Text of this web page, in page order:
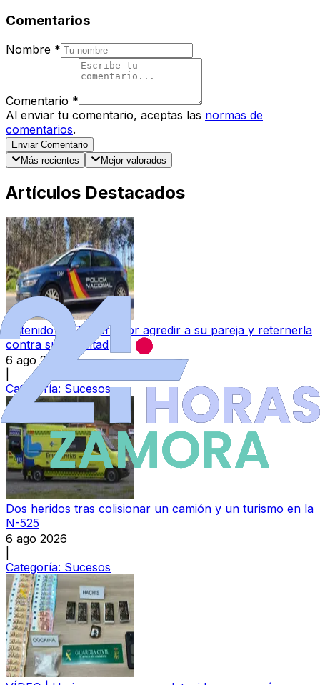
Comentarios
Nombre *
Comentario *
Al enviar tu comentario, aceptas las normas de
comentarios.
Enviar Comentario
Más recientes
Mejor valorados
Artículos Destacados
Detenido en Zamora por agredir a su pareja y reternerla
contra su voluntad
6 ago 2026
Categoría: Sucesos
Dos heridos tras colisionar un camión y un turismo en la
N-525
6 ago 2026
Categoría: Sucesos